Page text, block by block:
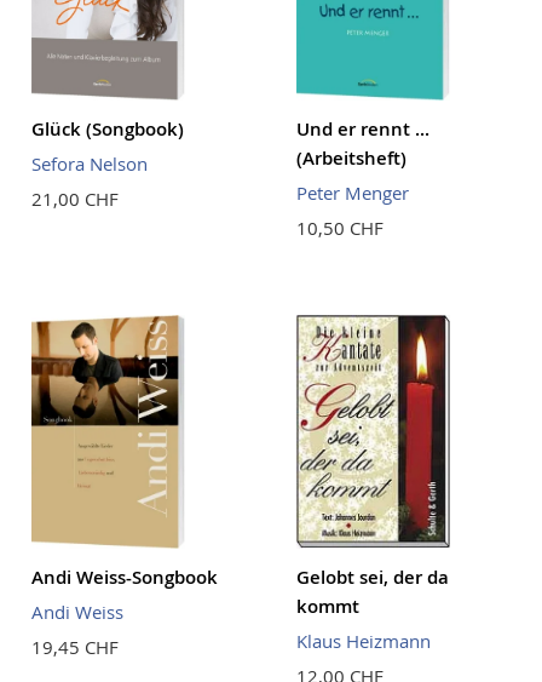
Glück (Songbook)
Sefora Nelson
21,00 CHF
Und er rennt ...
(Arbeitsheft)
Peter Menger
10,50 CHF
Andi Weiss-Songbook
Andi Weiss
19,45 CHF
Gelobt sei, der da
kommt
Klaus Heizmann
12,00 CHF